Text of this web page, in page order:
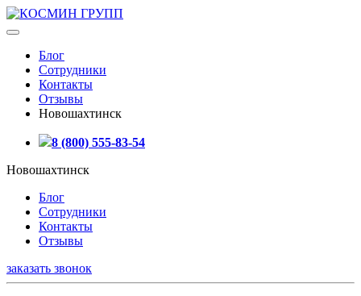
Блог
Сотрудники
Контакты
Отзывы
Новошахтинск
8 (800) 555-83-54
Новошахтинск
Блог
Сотрудники
Контакты
Отзывы
заказать звонок